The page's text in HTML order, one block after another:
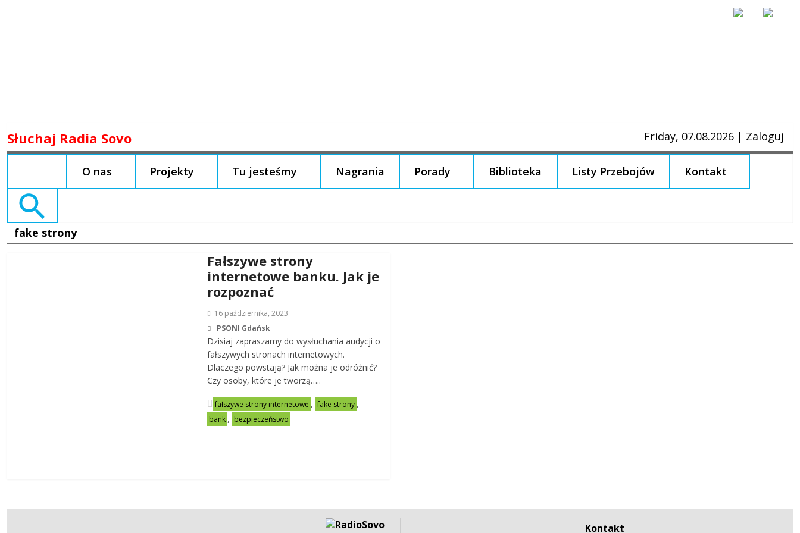
to
Słuchaj Radia Sovo Friday, 07.08.2026 | Zaloguj
O nas Projekty Tu jesteśmy Nagrania Porady Biblioteka Listy Przebojów Kontakt
Search
fake strony
Fałszywe strony
internetowe banku. Jak je
rozpoznać
16 października, 2023
PSONI Gdańsk
Dzisiaj zapraszamy do wysłuchania audycji o
fałszywych stronach internetowych.
Dlaczego powstają? Jak można je odróżnić?
Czy osoby, które je tworzą…..
fałszywe strony internetowe , fake strony ,
bank , bezpieczeństwo
Kontakt